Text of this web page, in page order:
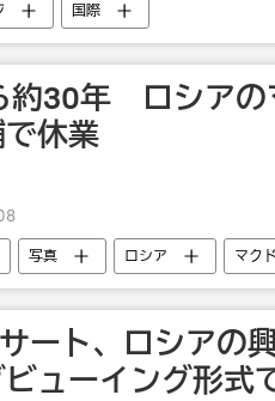
国際
約30年 ロシアの
で休業
写真 ロシア マク
ート、ロシアの
ューイング形式